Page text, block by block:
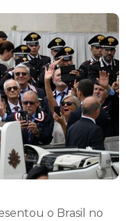
o Brasil no